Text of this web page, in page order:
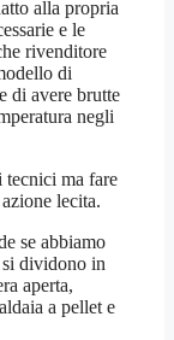
alla propria
e le
rivenditore
di
di avere brutte
negli
tecnici ma fare
lecita.
se abbiamo
dividono in
aperta,
a pellet e